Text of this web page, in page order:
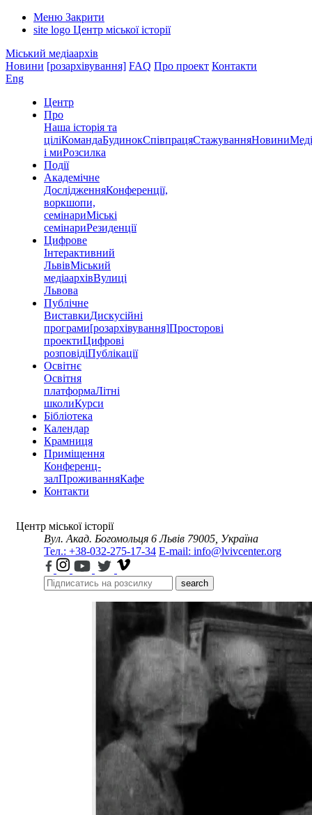
Меню Закрити
site logo Центр міської історії
Міський медіаархів
Новини [розархівування] FAQ Про проект Контакти
Eng
Центр
Про
Наша історія та
ціліКомандаБудинокСпівпрацяСтажуванняНовини
і миРозсилка
Події
Академічне
ДослідженняКонференції,
воркшопи,
семінариМіські
семінариРезиденції
Цифрове
Інтерактивний
ЛьвівМіський
медіаархівВулиці
Львова
Публічне
ВиставкиДискусійні
програми[розархівування]Просторові
проектиЦифрові
розповідіПублікації
Освітнє
Освітня
платформаЛітні
школиКурси
Бібліотека
Календар
Крамниця
Приміщення
Конференц-
залПроживанняКафе
Контакти
Центр міської історії
Вул. Акад. Богомольця 6 Львів 79005, Україна
Тел.: +38-032-275-17-34 E-mail: info@lvivcenter.org
search